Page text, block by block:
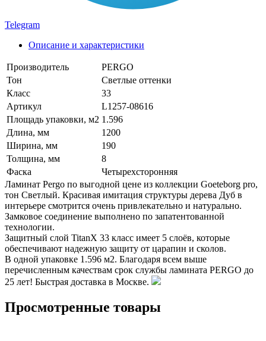
Telegram
Описание и характеристики
Производитель
PERGO
Тон
Светлые оттенки
Класс
33
Артикул
L1257-08616
Площадь упаковки, м2 1.596
Длина, мм
1200
Ширина, мм
190
Толщина, мм
8
Фаска
Четырехсторонняя
Ламинат Pergo по выгодной цене из коллекции Goeteborg pro,
тон Светлый. Красивая имитация структуры дерева Дуб в
интерьере смотрится очень привлекательно и натурально.
Замковое соединение выполнено по запатентованной
технологии.
Защитный слой TitanX 33 класс имеет 5 слоёв, которые
обеспечивают надежную защиту от царапин и сколов.
В одной упаковке 1.596 м2. Благодаря всем выше
перечисленным качествам срок службы ламината PERGO до
25 лет! Быстрая доставка в Москве.
Просмотренные товары